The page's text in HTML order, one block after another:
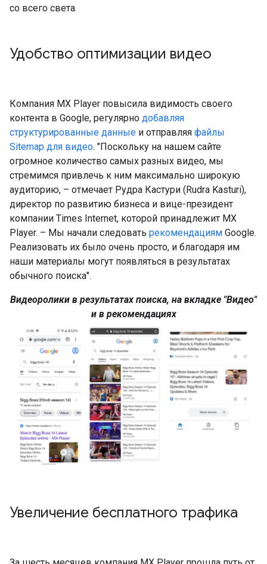
со всего света.
Удобство оптимизации видео
Компания MX Player повысила видимость своего
контента в Google, регулярно добавляя
структурированные данные и отправляя файлы
Sitemap для видео. "Поскольку на нашем сайте
огромное количество самых разных видео, мы
стремимся привлечь к ним максимально широкую
аудиторию, – отмечает Рудра Кастури (Rudra Kasturi),
директор по развитию бизнеса и вице-президент
компании Times Internet, которой принадлежит MX
Player. – Мы начали следовать рекомендациям Google.
Реализовать их было очень просто, и благодаря им
наши материалы могут появляться в результатах
обычного поиска".
Видеоролики в результатах поиска, на вкладке "Видео"
и в рекомендациях
Увеличение бесплатного трафика